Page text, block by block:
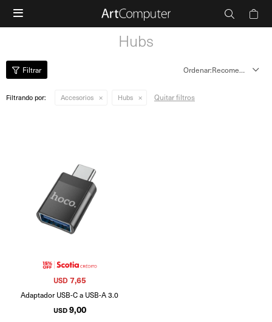

Hubs
Recomendados
Filtrando por: Accesorios Hubs Quitar filtros
Adaptador USB-C a USB-A 3.0
USD 9,00
USD 7,65